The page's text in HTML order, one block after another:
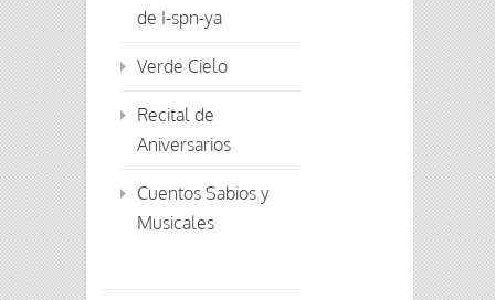
de I-spn-ya
Verde Cielo
Recital de
Aniversarios
Cuentos Sabios y
Musicales